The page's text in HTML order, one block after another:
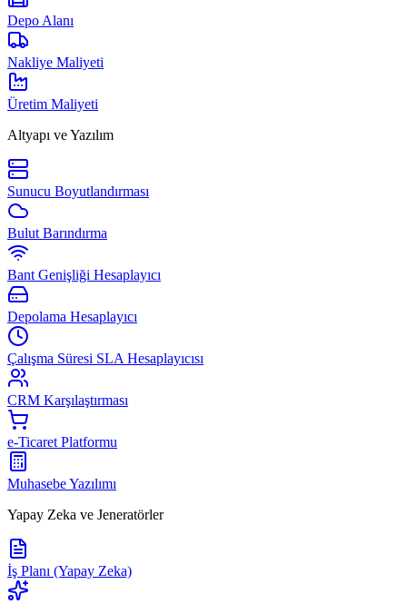
Depo Alanı
Nakliye Maliyeti
Üretim Maliyeti
Altyapı ve Yazılım
Sunucu Boyutlandırması
Bulut Barındırma
Bant Genişliği Hesaplayıcı
Depolama Hesaplayıcı
Çalışma Süresi SLA Hesaplayıcısı
CRM Karşılaştırması
e-Ticaret Platformu
Muhasebe Yazılımı
Yapay Zeka ve Jeneratörler
İş Planı (Yapay Zeka)